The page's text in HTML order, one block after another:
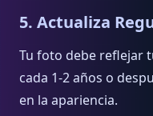
5. Actualiza
Tu foto debe reflejar
cada 1-2 años o
en la apariencia.